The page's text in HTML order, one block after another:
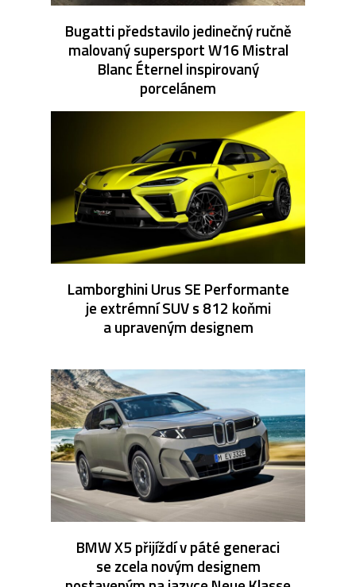
Bugatti představilo jedinečný ručně
malovaný supersport W16 Mistral
Blanc Éternel inspirovaný
porcelánem
Lamborghini Urus SE Performante
je extrémní SUV s 812 koňmi
a upraveným designem
BMW X5 přijíždí v páté generaci
se zcela novým designem